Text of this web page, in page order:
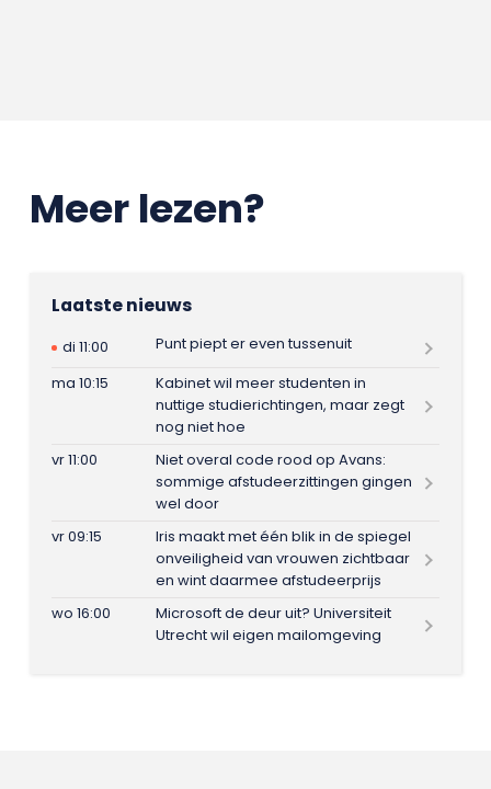
Meer lezen?
Laatste nieuws
di 11:00
Punt piept er even tussenuit
ma 10:15
Kabinet wil meer studenten in
nuttige studierichtingen, maar zegt
nog niet hoe
vr 11:00
Niet overal code rood op Avans:
sommige afstudeerzittingen gingen
wel door
vr 09:15
Iris maakt met één blik in de spiegel
onveiligheid van vrouwen zichtbaar
en wint daarmee afstudeerprijs
wo 16:00
Microsoft de deur uit? Universiteit
Utrecht wil eigen mailomgeving